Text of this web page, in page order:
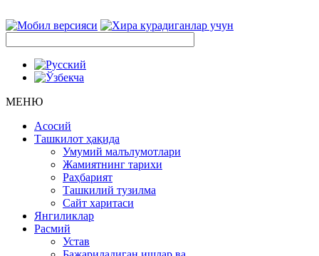
МЕНЮ
Асосий
Ташкилот ҳақида
Умумий малълумотлари
Жамиятнинг тарихи
Раҳбарият
Ташкилий тузилма
Сайт харитаси
Янгиликлар
Расмий
Устав